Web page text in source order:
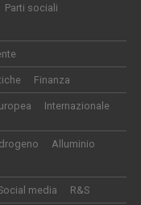
Parti sociali
Finanza
Internazionale
Alluminio
media R&S